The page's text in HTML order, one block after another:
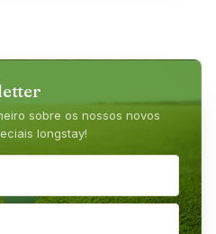
sobre os nossos novos
longstay!